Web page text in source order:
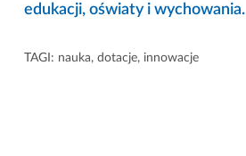
edukacji, oświaty i wychowania.
TAGI: nauka, dotacje, innowacje